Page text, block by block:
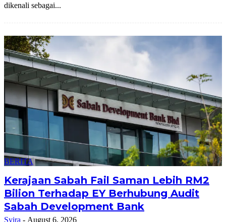
dikenali sebagai...
BERITA
Kerajaan Sabah Fail Saman Lebih RM2
Bilion Terhadap EY Berhubung Audit
Sabah Development Bank
Syira - August 6, 2026